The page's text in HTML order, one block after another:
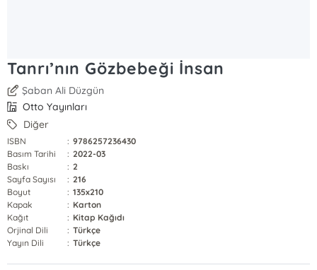
Tanrı’nın Gözbebeği İnsan
Şaban Ali Düzgün
Otto Yayınları
Diğer
ISBN : 9786257236430
Basım Tarihi
: 2022-03
Baskı
: 2
Sayfa Sayısı
: 216
Boyut
: 135x210
Kapak
: Karton
Kağıt
: Kitap Kağıdı
Orjinal Dili
: Türkçe
Yayın Dili
: Türkçe